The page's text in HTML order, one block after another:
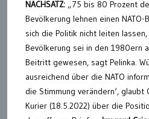
NACHSATZ: „75 bis 80 Prozent
Bevölkerung lehnen einen
sich die Politik nicht leiten
Bevölkerung sei in den 1980ern
Beitritt gewesen, sagt Pelinka.
ausreichend über die NATO
die Stimmung verändern‘,
Kurier (18.5.2022) über die